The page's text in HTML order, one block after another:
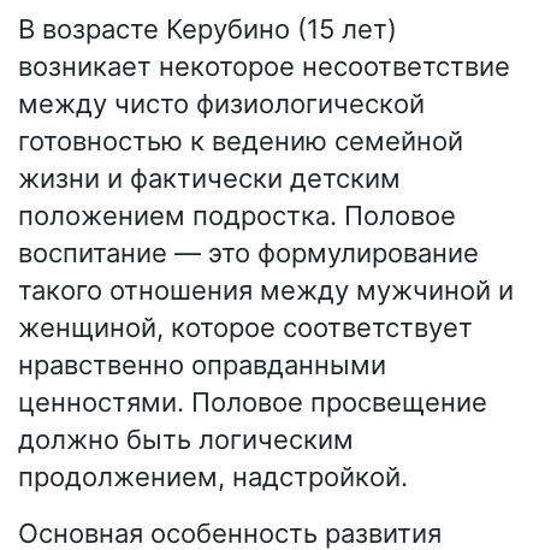
В возрасте Керубино (15 лет)
возникает некоторое несоответствие
между чисто физиологической
готовностью к ведению семейной
жизни и фактически детским
положением подростка. Половое
воспитание — это формулирование
такого отношения между мужчиной и
женщиной, которое соответствует
нравственно оправданными
ценностями. Половое просвещение
должно быть логическим
продолжением, надстройкой.
Основная особенность развития